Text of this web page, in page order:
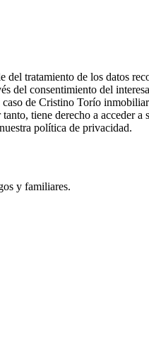
tratamiento de los datos
del consentimiento del
de Cristino Torío
tiene derecho a acceder
política de privacidad.
y familiares.